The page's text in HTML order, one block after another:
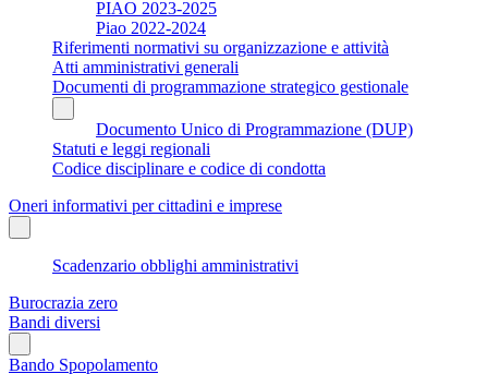
PIAO 2023-2025
Piao 2022-2024
Riferimenti normativi su organizzazione e attività
Atti amministrativi generali
Documenti di programmazione strategico gestionale
Documento Unico di Programmazione (DUP)
Statuti e leggi regionali
Codice disciplinare e codice di condotta
Oneri informativi per cittadini e imprese
Scadenzario obblighi amministrativi
Burocrazia zero
Bandi diversi
Bando Spopolamento